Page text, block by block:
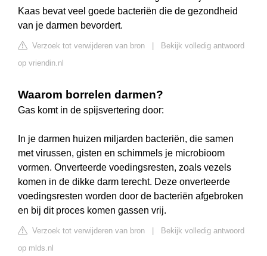
Kaas bevat veel goede bacteriën die de gezondheid
van je darmen bevordert.
Verzoek tot verwijderen van bron
Bekijk volledig antwoord
op vriendin.nl
Waarom borrelen darmen?
Gas komt in de spijsvertering door:
In je darmen huizen miljarden bacteriën, die samen
met virussen, gisten en schimmels je microbioom
vormen. Onverteerde voedingsresten, zoals vezels
komen in de dikke darm terecht. Deze onverteerde
voedingsresten worden door de bacteriën afgebroken
en bij dit proces komen gassen vrij.
Verzoek tot verwijderen van bron
Bekijk volledig antwoord
op mlds.nl